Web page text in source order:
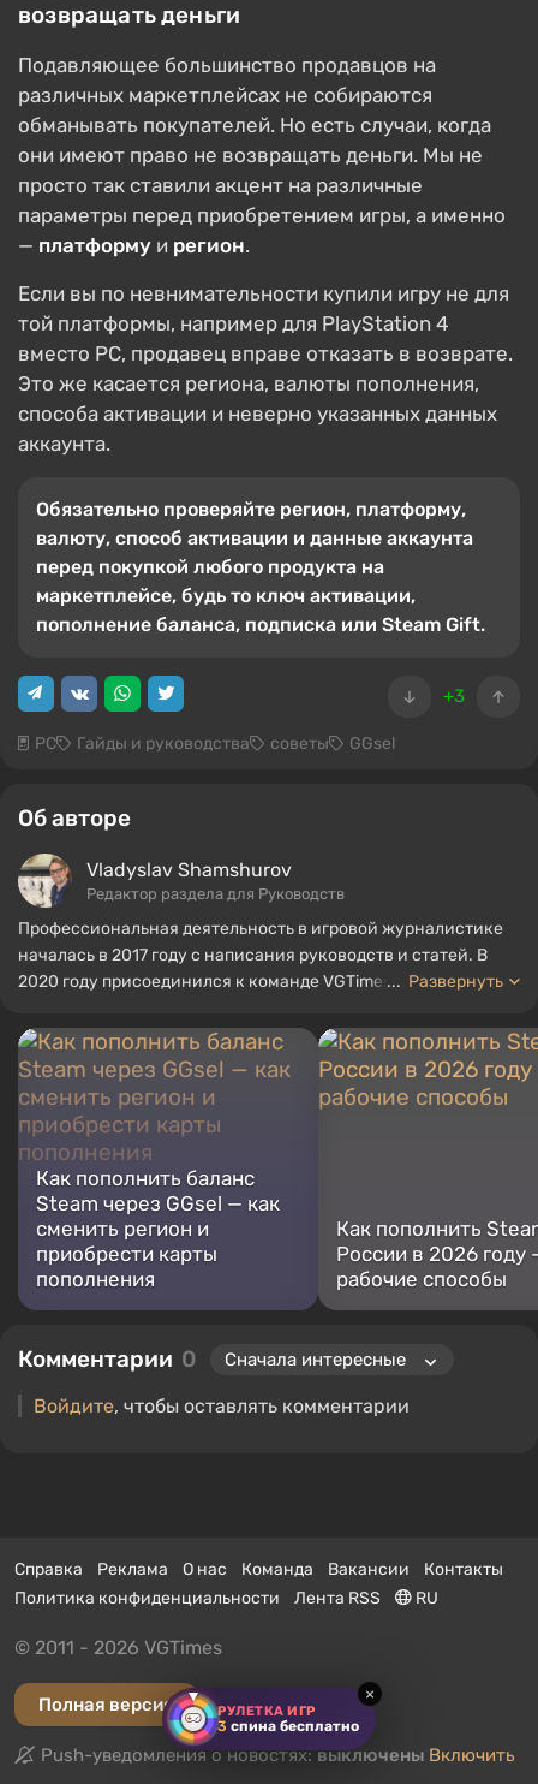
РУЛЕТКА ИГР
3 спина бесплатно
×
возвращать деньги
Подавляющее большинство продавцов на
различных маркетплейсах не собираются
обманывать покупателей. Но есть случаи, когда
они имеют право не возвращать деньги. Мы не
просто так ставили акцент на различные
параметры перед приобретением игры, а именно
— платформу и регион.
Если вы по невнимательности купили игру не для
той платформы, например для PlayStation 4
вместо PC, продавец вправе отказать в возврате.
Это же касается региона, валюты пополнения,
способа активации и неверно указанных данных
аккаунта.
Обязательно проверяйте регион, платформу,
валюту, способ активации и данные аккаунта
перед покупкой любого продукта на
маркетплейсе, будь то ключ активации,
пополнение баланса, подписка или Steam Gift.
+3
PC Гайды и руководства советы GGsel
Об авторе
Vladyslav Shamshurov
Редактор раздела для Руководств
Профессиональная деятельность в игровой журналистике
началась в 2017 году с написания руководств и статей. В
2020 году присоединился к команде VGTimes в качестве
редактора раздела "Руководства", продолжая работать в
качестве внештатного автора.
... Развернуть
Как пополнить баланс
Steam через GGsel — как
сменить регион и
приобрести карты
пополнения
Как пополнить
России в 2026 году
рабочие способы
Комментарии 0
Войдите, чтобы оставлять комментарии
Справка Реклама О нас Команда Вакансии
Контакты
Политика конфиденциальности
Лента RSS RU
© 2011 - 2026 VGTimes
Полная версия
Push-уведомления о новостях:выключены Включить